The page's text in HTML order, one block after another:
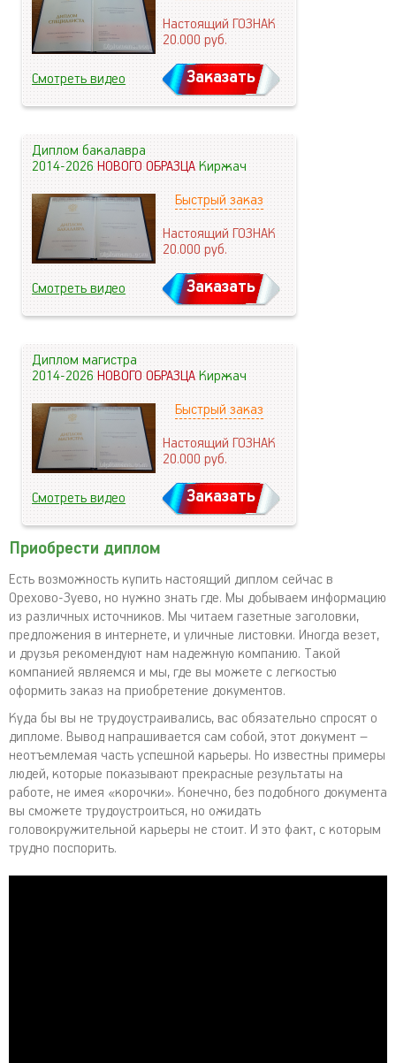
Настоящий ГОЗНАК
20.000руб.
Смотреть видео Заказать
Диплом бакалавра
2014-2026НОВОГО ОБРАЗЦАКиржач
Быстрый заказ
Настоящий ГОЗНАК
20.000руб.
Смотреть видео Заказать
Диплом магистра
2014-2026НОВОГО ОБРАЗЦАКиржач
Быстрый заказ
Настоящий ГОЗНАК
20.000руб.
Смотреть видео Заказать
Приобрести диплом
Есть возможность купить настоящий диплом сейчас в
Орехово-Зуево, но нужно знать где. Мы добываем информацию
из различных источников. Мы читаем газетные заголовки,
предложения в интернете, и уличные листовки. Иногда везет,
и друзья рекомендуют нам надежную компанию. Такой
компанией являемся и мы, где вы можете с легкостью
оформить заказ на приобретение документов.
Куда бы вы не трудоустраивались, вас обязательно спросят о
дипломе. Вывод напрашивается сам собой, этот документ –
неотъемлемая часть успешной карьеры. Но известны примеры
людей, которые показывают прекрасные результаты на
работе, не имея «корочки». Конечно, без подобного документа
вы сможете трудоустроиться, но ожидать
головокружительной карьеры не стоит. И это факт, с которым
трудно поспорить.